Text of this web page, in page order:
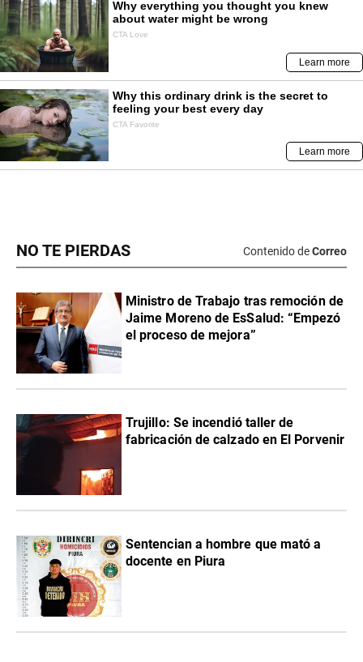
NO TE PIERDAS Contenido deCorreo
Ministro de Trabajo tras remoción de
Jaime Moreno de EsSalud: “Empezó
el proceso de mejora”
Trujillo: Se incendió taller de
fabricación de calzado en El Porvenir
Sentencian a hombre que mató a
docente en Piura